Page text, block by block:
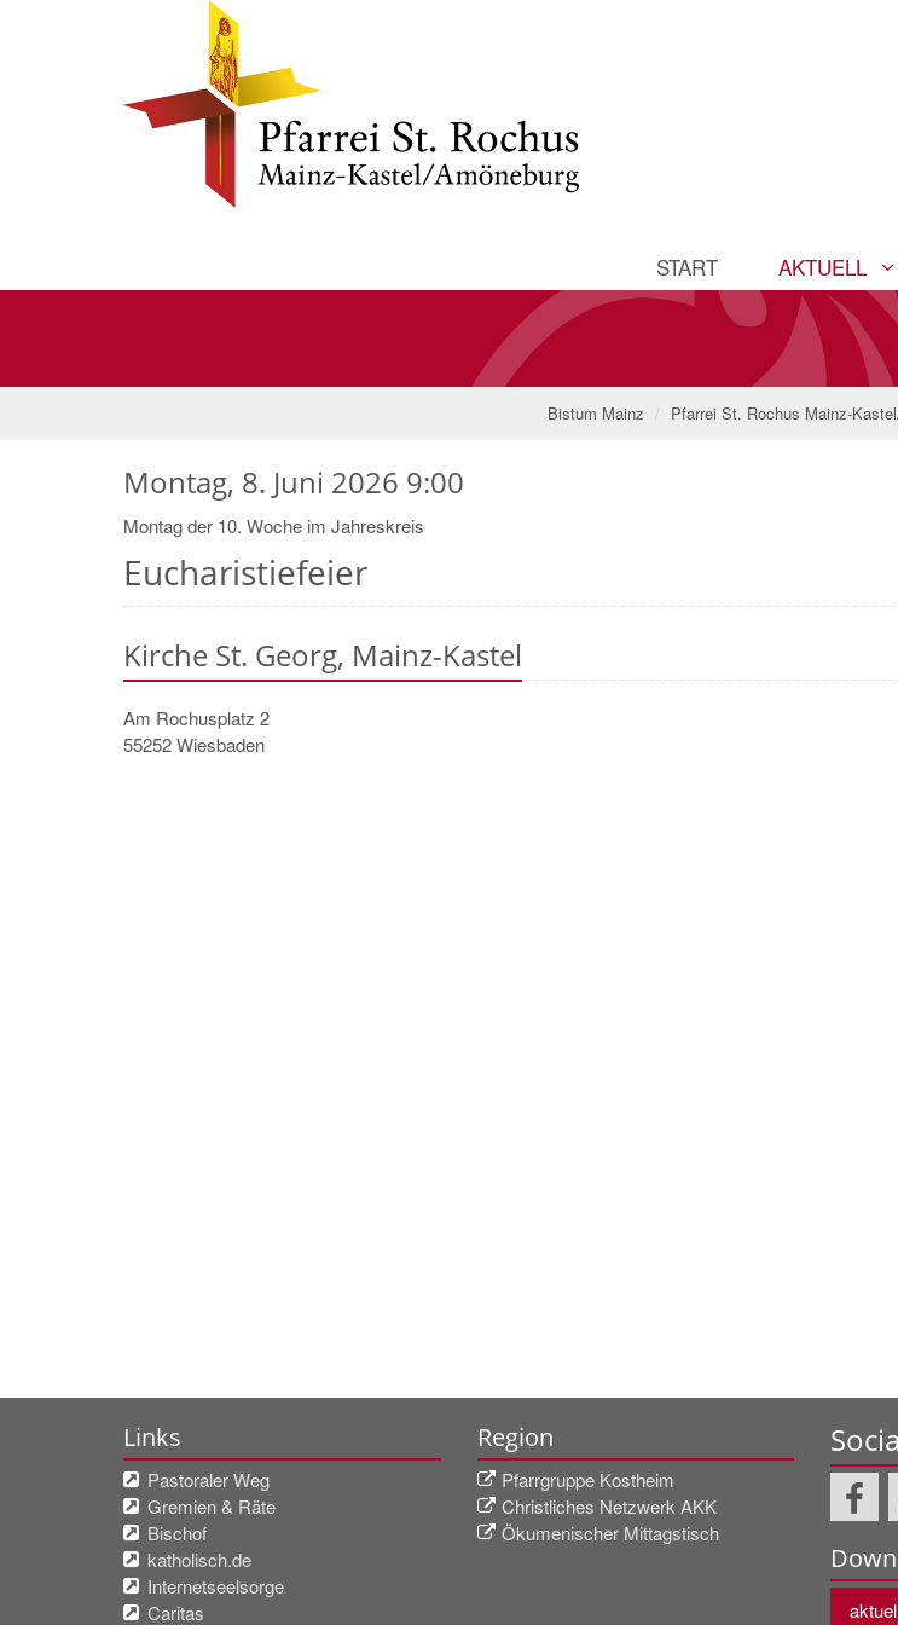
START AKTUELL
Bistum Mainz Pfarrei St. Rochus Mainz-
Eucharistiefeier
Montag, 8. Juni 2026 9:00
Montag der 10. Woche im Jahreskreis
Kirche St. Georg, Mainz-Kastel
Am Rochusplatz 2
55252Wiesbaden
Links
Pastoraler Weg
Gremien & Räte
Bischof
katholisch.de
Internetseelsorge
Caritas
Region
Pfarrgruppe Kostheim
Christliches Netzwerk AKK
Ökumenischer Mittagstisch